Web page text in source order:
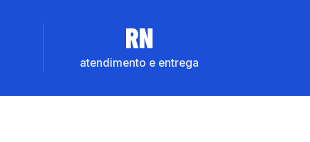
RN
atendimento e entrega